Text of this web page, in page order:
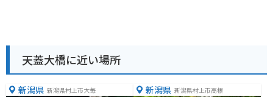
天蓋大橋に近い場所
新潟県 新潟県村上市大毎 新潟県 新潟県村上市高根